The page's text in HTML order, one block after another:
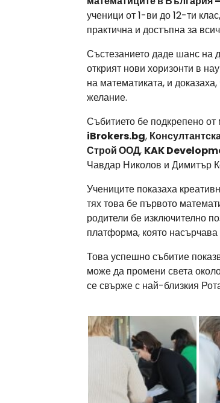
ученици от 1-ви до 12-ти
практична и достъпна за
Състезанието даде шанс на
открият нови хоризонти в
на математиката, и
желание.
Събитието бе подкрепено
iBrokers.bg,
Строй ООД, KAK
Чавдар Николов и Димитър
Учениците показаха
тях това бе първото
родители бе изключително
платформа, която насърчава
Това успешно събитие
може да промени света
се свърже с най-близкия